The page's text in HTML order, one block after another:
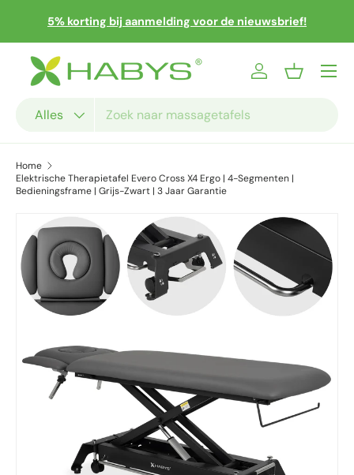
Ga naar inhoud
5% korting bij aanmelding voor de nieuwsbrief!
Alles
InloggenMandje
Menu
Home
Elektrische Therapietafel Evero Cross X4 Ergo | 4-Segmenten |
Bedieningsframe | Grijs-Zwart | 3 Jaar Garantie
Ga direct naar productinformatie